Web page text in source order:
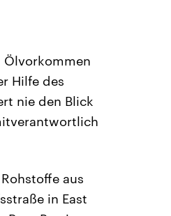
Hilfe des
nie den Blick
aus
in East